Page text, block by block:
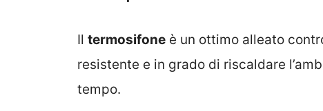
Il termosifone è un ottimo alleato
resistente e in grado di riscaldare
tempo.